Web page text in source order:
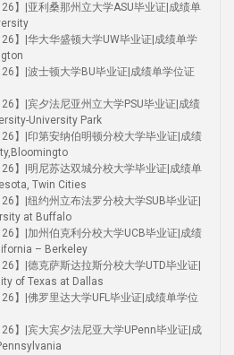
】|亚利桑那州立大学ASU毕业证|成绩单
】|华大华盛顿大学UW毕业证|成绩单学
】|波士顿大学BU毕业证|成绩单学位证
】|宾夕法尼亚州立大学PSU毕业证|成绩
University Park
】|印第安纳伯明顿分校大学毕业证|成绩
】|明尼苏达双城分校大学毕业证|成绩单
Twin Cities
】|纽约州立布法罗分校大学SUB毕业证|
at Buffalo
】|加州伯克利分校大学UCB毕业证|成绩
– Berkeley
】|德克萨斯达拉斯分校大学UTD毕业证|
of Texas at Dallas
】|佛罗里达大学UFL毕业证|成绩单学位
】|宾大宾夕法尼亚大学UPenn毕业证|成